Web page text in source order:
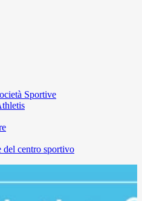
Sportive
del centro sportivo